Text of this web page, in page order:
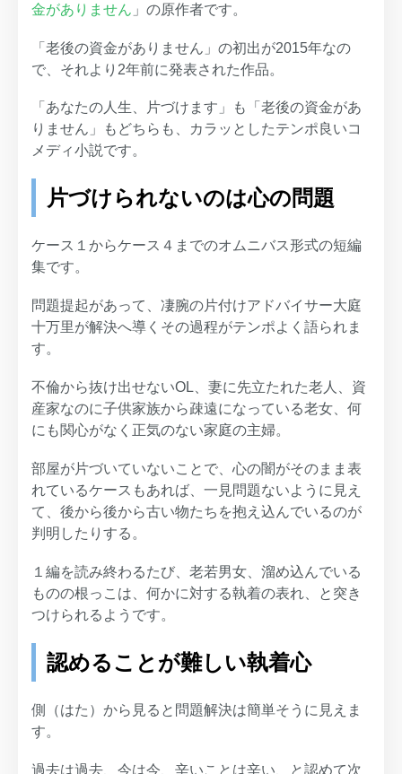
金がありません 」の原作者です。
「老後の資金がありません」の初出が2015年なの
で、それより2年前に発表された作品。
「あなたの人生、片づけます」も「老後の資金があ
りません」もどちらも、カラッとしたテンポ良いコ
メディ小説です。
片づけられないのは心の問題
ケース１からケース４までのオムニバス形式の短編
集です。
問題提起があって、凄腕の片付けアドバイサー大庭
十万里が解決へ導くその過程がテンポよく語られま
す。
不倫から抜け出せないOL、妻に先立たれた老人、資
産家なのに子供家族から疎遠になっている老女、何
にも関心がなく正気のない家庭の主婦。
部屋が片づいていないことで、心の闇がそのまま表
れているケースもあれば、一見問題ないように見え
て、後から後から古い物たちを抱え込んでいるのが
判明したりする。
１編を読み終わるたび、老若男女、溜め込んでいる
ものの根っこは、何かに対する執着の表れ、と突き
つけられるようです。
認めることが難しい執着心
側（はた）から見ると問題解決は簡単そうに見えま
す。
過去は過去、今は今、辛いことは辛い、と認めて次